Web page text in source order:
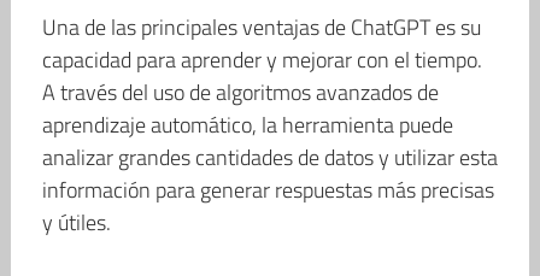
Una de las principales ventajas de ChatGPT es su
capacidad para aprender y mejorar con el tiempo.
A través del uso de algoritmos avanzados de
aprendizaje automático, la herramienta puede
analizar grandes cantidades de datos y utilizar esta
información para generar respuestas más precisas
y útiles.